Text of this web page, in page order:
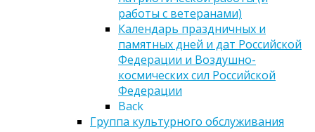
работы с ветеранами)
Календарь праздничных и
памятных дней и дат Российской
Федерации и Воздушно-
космических сил Российской
Федерации
Back
Группа культурного обслуживания